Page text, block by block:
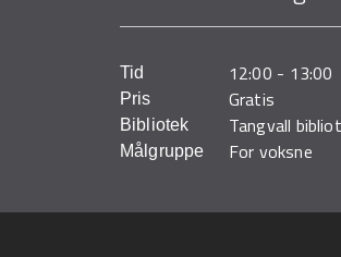
Tid 12:00 - 13:00
Pris Gratis
Bibliotek Tangvall
Målgruppe For voksne